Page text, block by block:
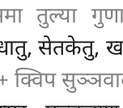
तुल्या
सेतकेतु,